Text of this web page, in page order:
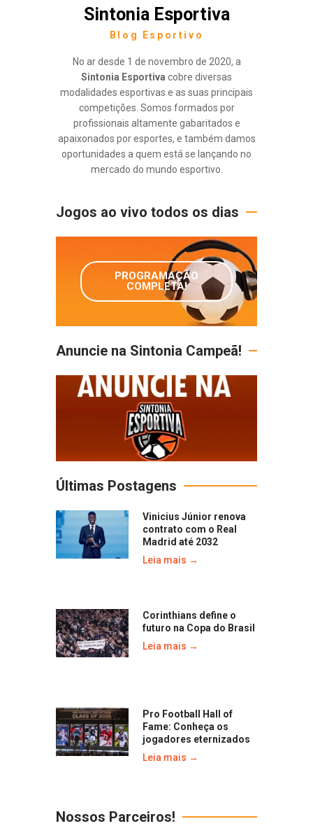
Sintonia Esportiva
Blog Esportivo
No ar desde 1 de novembro de 2020, a
Sintonia Esportiva cobre diversas
modalidades esportivas e as suas principais
competições. Somos formados por
profissionais altamente gabaritados e
apaixonados por esportes, e também damos
oportunidades a quem está se lançando no
mercado do mundo esportivo.
Jogos ao vivo todos os dias
PROGRAMAÇÃO
COMPLETA!
Anuncie na Sintonia Campeã!
Últimas Postagens
Vinicius Júnior renova
contrato com o Real
Madrid até 2032
Leia mais →
Corinthians define o
futuro na Copa do Brasil
Leia mais →
Pro Football Hall of
Fame: Conheça os
jogadores eternizados
Leia mais →
Nossos Parceiros!